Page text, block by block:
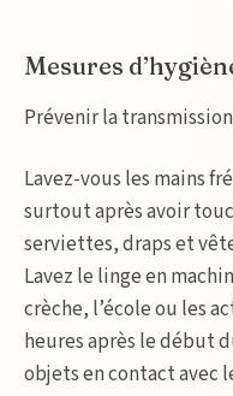
Mesures
Prévenir la
Lavez-vous les mains
surtout après avoir
serviettes, draps et
Lavez le linge en
crèche, l’école ou les
heures après le début
objets en contact avec